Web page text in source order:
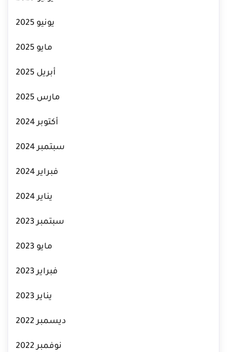
يونيو 2025
مايو 2025
أبريل 2025
مارس 2025
أكتوبر 2024
سبتمبر 2024
فبراير 2024
يناير 2024
سبتمبر 2023
مايو 2023
فبراير 2023
يناير 2023
ديسمبر 2022
نوفمبر 2022